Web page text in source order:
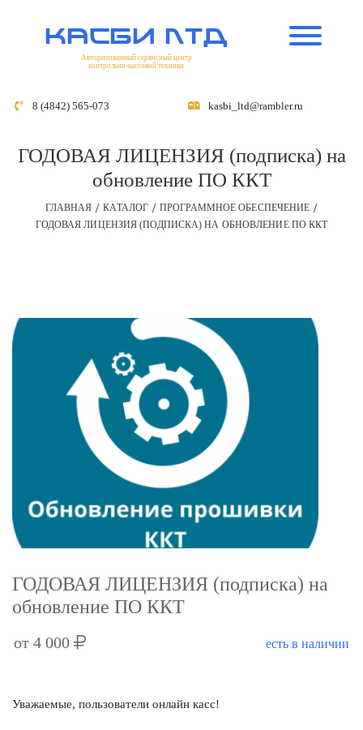
касби лтд
Авторизованный сервисный центр
контрольно-кассовой техники
8 (4842) 565-073 kasbi_ltd@rambler.ru
ГОДОВАЯ ЛИЦЕНЗИЯ (подписка) на
обновление ПО ККТ
ГЛАВНАЯ КАТАЛОГ
ПРОГРАММНОЕ ОБЕСПЕЧЕНИЕ
ГОДОВАЯ ЛИЦЕНЗИЯ (ПОДПИСКА) НА ОБНОВЛЕНИЕ ПО ККТ
ГОДОВАЯ ЛИЦЕНЗИЯ (подписка) на
обновление ПО ККТ
от 4 000 есть в наличии
Уважаемые, пользователи онлайн касс!